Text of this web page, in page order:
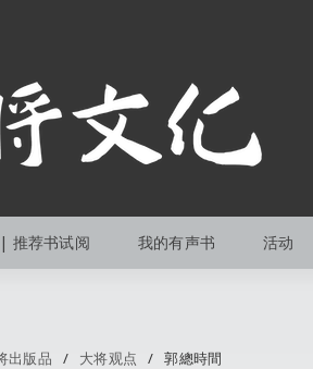
推荐书试阅 我的有声书 活动
出版品 / 大将观点 / 郭總時間